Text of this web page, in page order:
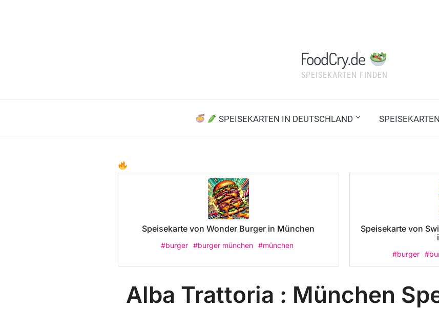
FoodCry.de
SPEISEKARTEN FINDEN
SPEISEKARTEN IN DEUTSCHLAND
Speisekarte von Wonder Burger in München
#burger #burger münchen #münchen
Speisekarte von
#burger
Alba Trattoria : München